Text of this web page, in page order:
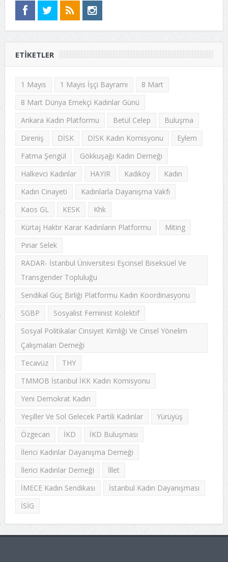
ETIKETLER
1 Mayıs 1 Mayıs İşçi Bayramı
8 Mart
8 Mart Dünya Emekçi Kadınlar Günü
Ankara Kadın Platformu
Betül Celep
Buluşma
Direniş
DİSK DİSK Kadın Komisyonu
Eylem
Fatma Şengül
Gökkuşağı Kadın Derneği
Halkevci Kadınlar
HAYIR Kadıköy
Kadın
Kadın Cinayeti
Kadınlarla Dayanışma Vakfı
Kaos GL
KESK
Khk
Kürtaj Haktır Karar Kadınların Platformu
Miting
Pınar Selek
RADAR- İstanbul Üniversitesi Eşcinsel Biseksüel Ve
Transgender Topluluğu
Sendikal Güç Birliği Platformu Kadın Koordinasyonu
SGBP
Sosyalist Feminist Kolektif
Sosyal Politikalar Cinsiyet Kimliği Ve Cinsel Yönelim
Çalışmaları Derneği
Tecavüz
THY
TMMOB İstanbul İKK Kadın Komisyonu
Yeni Demokrat Kadın
Yeşiller Ve Sol Gelecek Partili Kadınlar
Yürüyüş
Özgecan
İKD
İKD Buluşması
İlerici Kadınlar Dayanışma Derneği
İlerici Kadınlar Derneği
İllet
İMECE Kadın Sendikası
İstanbul Kadın Dayanışması
İSİG